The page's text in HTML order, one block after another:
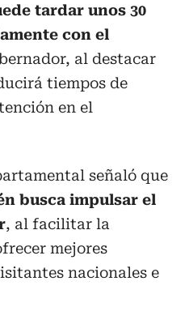
tardar unos 30
con el
al destacar
tiempos de
en el
señaló que
busca impulsar el
, al facilitar la
mejores
nacionales e